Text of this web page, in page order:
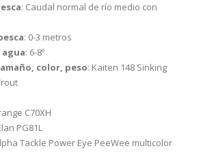
: Caudal normal de río medio con
: 0-3 metros
: 6-8º
color, peso: Kaiten 148 Sinking
C70XH
PG81L
Tackle Power Eye PeeWee multicolor